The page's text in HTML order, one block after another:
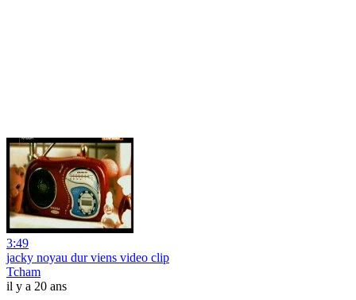
3:49
jacky noyau dur viens video clip
Tcham
il y a 20 ans